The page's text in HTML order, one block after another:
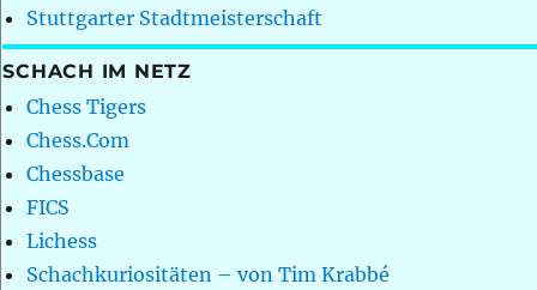
Stuttgarter Stadtmeisterschaft
SCHACH IM NETZ
Chess Tigers
Chess.Com
Chessbase
FICS
Lichess
Schachkuriositäten – von Tim Krabbé